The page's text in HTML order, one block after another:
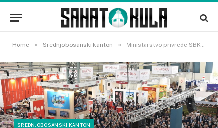
Home » Srednjobosanski kanton » Ministarstvo privrede SBK: Poziv za učešće na 26. Međunarodnom sajmu privrede u Mostaru
SREDNJOBOSANSKI KANTON